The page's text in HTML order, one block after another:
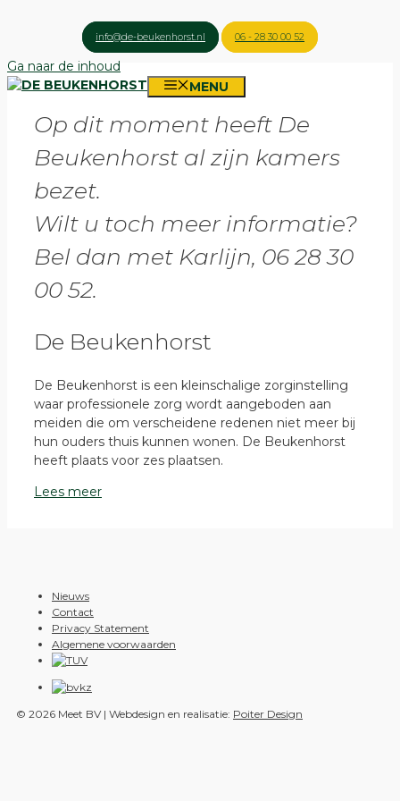
info@de-beukenhorst.nl 06 - 28 30 00 52
Ga naar de inhoud
MENU
Op dit moment heeft De
Beukenhorst al zijn kamers
bezet.
Wilt u toch meer informatie?
Bel dan met Karlijn, 06 28 30
00 52.
De Beukenhorst
De Beukenhorst is een kleinschalige zorginstelling
waar professionele zorg wordt aangeboden aan
meiden die om verscheidene redenen niet meer bij
hun ouders thuis kunnen wonen. De Beukenhorst
heeft plaats voor zes plaatsen.
Lees meer
Nieuws
Contact
Privacy Statement
Algemene voorwaarden
© 2026 Meet BV | Webdesign en realisatie: Poiter Design